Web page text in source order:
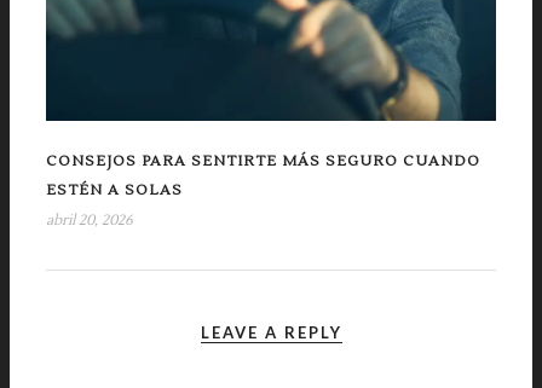
CONSEJOS PARA SENTIRTE MÁS SEGURO CUANDO
ESTÉN A SOLAS
abril 20, 2026
LEAVE A REPLY